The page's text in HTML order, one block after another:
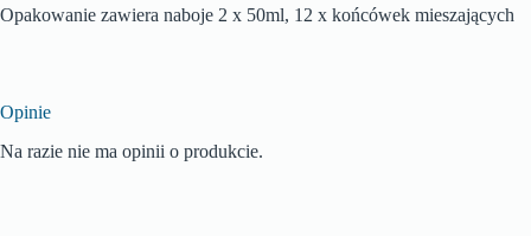
Opakowanie zawiera naboje 2 x 50ml, 12 x końcówek mieszających
Opinie
Na razie nie ma opinii o produkcie.